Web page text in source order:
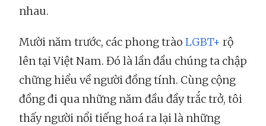
nhau.
Mười năm trước, các phong trào LGBT+ rộ
lên tại Việt Nam. Đó là lần đầu chúng ta chập
chững hiểu về người đồng tính. Cùng cộng
đồng đi qua những năm đầu đầy trắc trở, tôi
thấy người nổi tiếng hoá ra lại là những